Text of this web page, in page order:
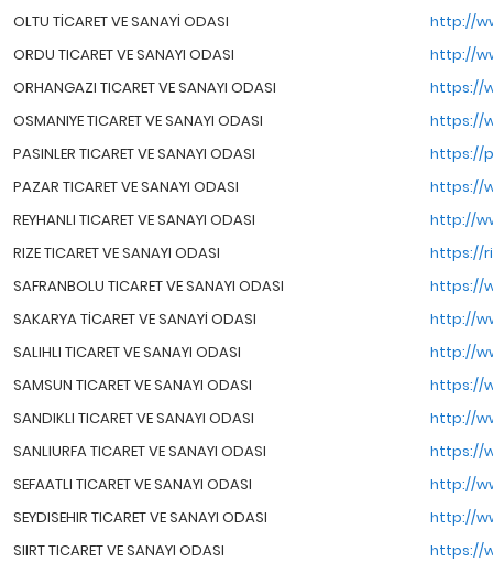
OLTU TİCARET VE SANAYİ ODASI
http://
ORDU TICARET VE SANAYI ODASI
http://
ORHANGAZI TICARET VE SANAYI ODASI
https://
OSMANIYE TICARET VE SANAYI ODASI
https://
PASINLER TICARET VE SANAYI ODASI
https://
PAZAR TICARET VE SANAYI ODASI
https://
REYHANLI TICARET VE SANAYI ODASI
http://
RIZE TICARET VE SANAYI ODASI
https://
SAFRANBOLU TICARET VE SANAYI ODASI
https://
SAKARYA TİCARET VE SANAYİ ODASI
http://
SALIHLI TICARET VE SANAYI ODASI
http://
SAMSUN TICARET VE SANAYI ODASI
https://
SANDIKLI TICARET VE SANAYI ODASI
http://
SANLIURFA TICARET VE SANAYI ODASI
https://
SEFAATLI TICARET VE SANAYI ODASI
http://
SEYDISEHIR TICARET VE SANAYI ODASI
http://
SIIRT TICARET VE SANAYI ODASI
https://